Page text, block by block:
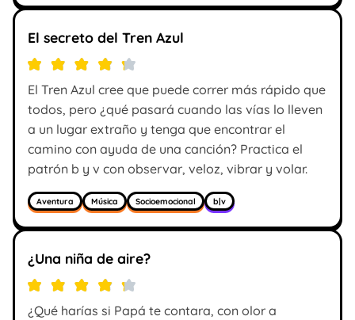
El secreto del Tren Azul
El Tren Azul cree que puede correr más rápido que
todos, pero ¿qué pasará cuando las vías lo lleven
a un lugar extraño y tenga que encontrar el
camino con ayuda de una canción? Practica el
patrón b y v con observar, veloz, vibrar y volar.
Aventura Música Socioemocional b|v
¿Una niña de aire?
¿Qué harías si Papá te contara, con olor a